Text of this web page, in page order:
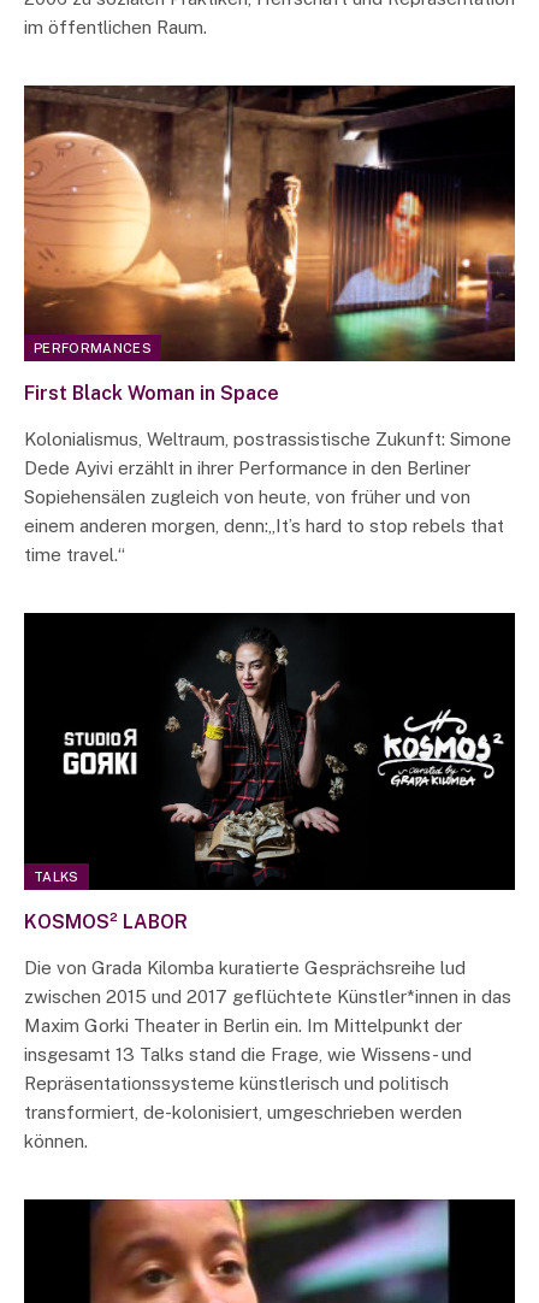
im öffentlichen Raum.
PERFORMANCES
First Black Woman in Space
Kolonialismus, Weltraum, postrassistische Zukunft: Simone
Dede Ayivi erzählt in ihrer Performance in den Berliner
Sopiehensälen zugleich von heute, von früher und von
einem anderen morgen, denn:„It’s hard to stop rebels that
time travel.“
TALKS
KOSMOS² LABOR
Die von Grada Kilomba kuratierte Gesprächsreihe lud
zwischen 2015 und 2017 geflüchtete Künstler*innen in das
Maxim Gorki Theater in Berlin ein. Im Mittelpunkt der
insgesamt 13 Talks stand die Frage, wie Wissens- und
Repräsentationssysteme künstlerisch und politisch
transformiert, de-kolonisiert, umgeschrieben werden
können.